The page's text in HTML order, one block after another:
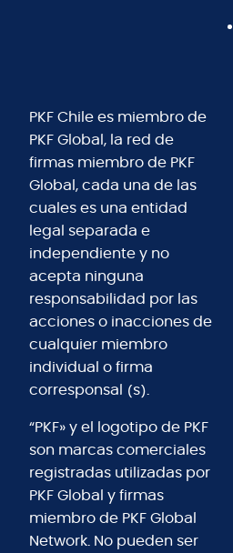
PKF Chile es miembro de
PKF Global, la red de
firmas miembro de PKF
Global, cada una de las
cuales es una entidad
legal separada e
independiente y no
acepta ninguna
responsabilidad por las
acciones o inacciones de
cualquier miembro
individual o firma
corresponsal (s).
“PKF» y el logotipo de PKF
son marcas comerciales
registradas utilizadas por
PKF Global y firmas
miembro de PKF Global
Network. No pueden ser